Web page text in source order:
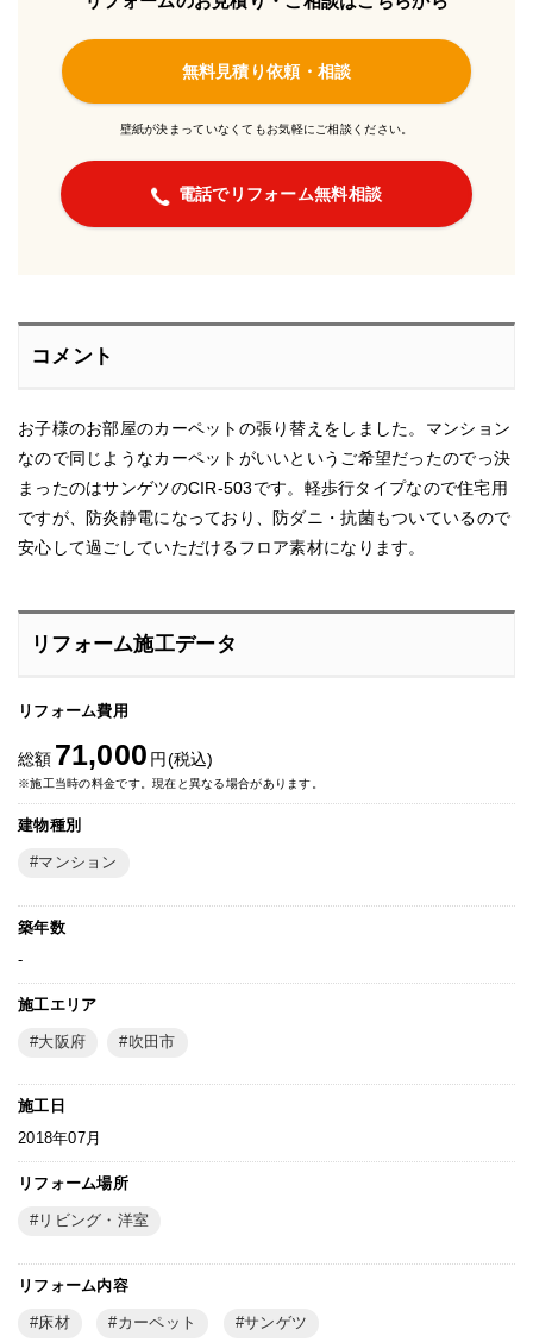
無料見積り依頼・相談
壁紙が決まっていなくてもお気軽にご相談ください。
電話でリフォーム無料相談
コメント
お子様のお部屋のカーペットの張り替えをしました。マンション
なので同じようなカーペットがいいというご希望だったのでっ決
まったのはサンゲツのCIR-503です。軽歩行タイプなので住宅用
ですが、防炎静電になっており、防ダニ・抗菌もついているので
安心して過ごしていただけるフロア素材になります。
リフォーム施工データ
リフォーム費用
総額 71,000 円(税込)
※施工当時の料金です。現在と異なる場合があります。
建物種別
マンション
築年数
-
施工エリア
大阪府 吹田市
施工日
2018年07月
リフォーム場所
リビング・洋室
リフォーム内容
床材 カーペット サンゲツ